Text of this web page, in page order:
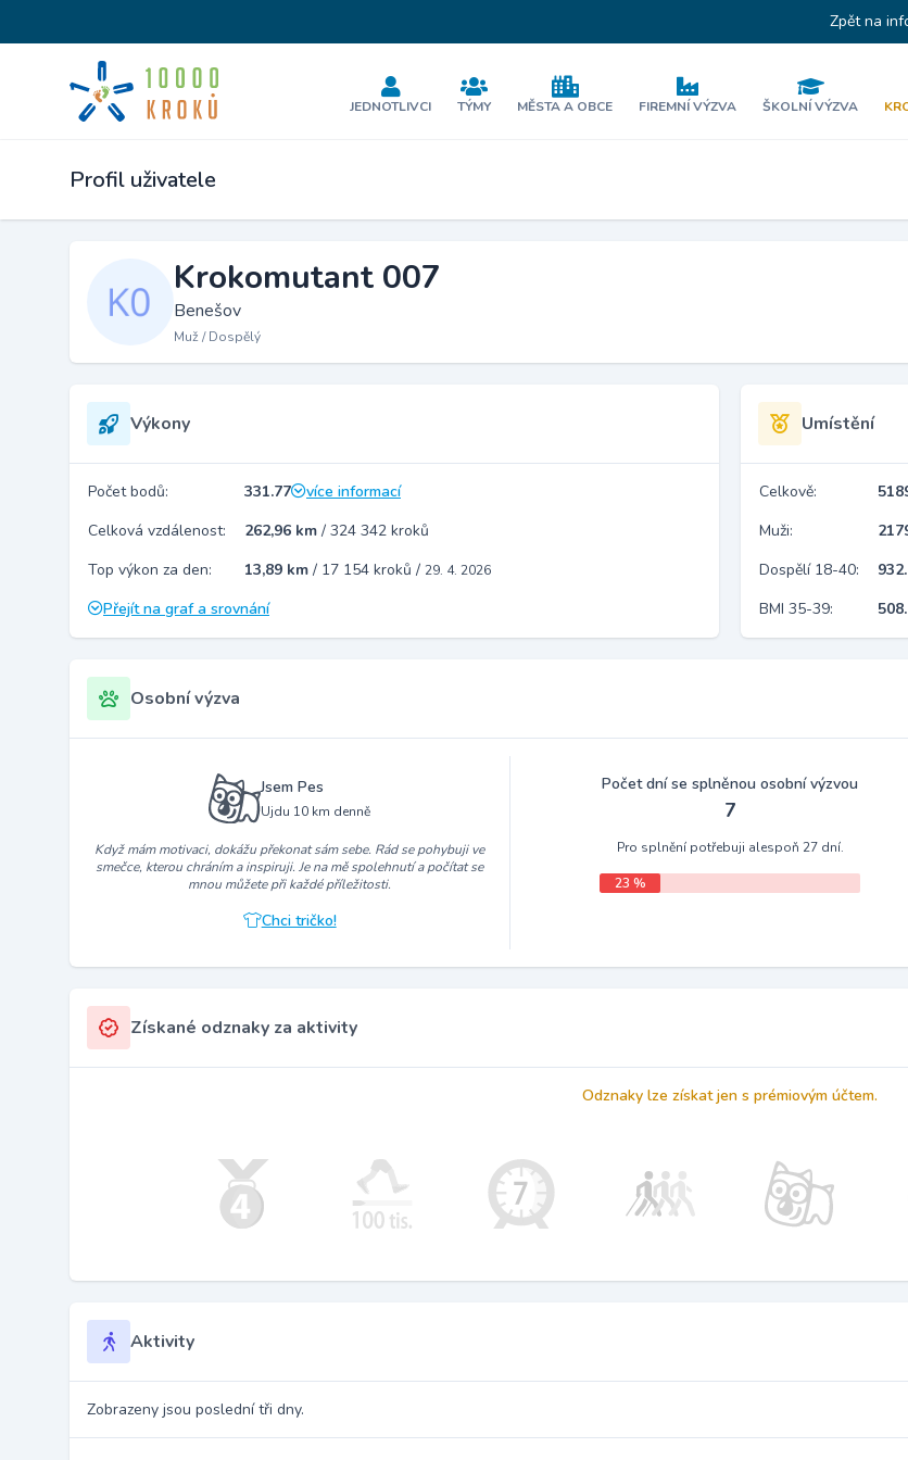
Zpět na
JEDNOTLIVCI TÝMY MĚSTA A OBCE FIREMNÍ VÝZVA ŠKOLNÍ VÝZVA
Profil uživatele
Krokomutant 007
Benešov
Muž / Dospělý
Výkony
Počet bodů: 331.77
více informací
Celková vzdálenost:
262,96 km / 324 342 kroků
Top výkon za den:
13,89 km / 17 154 kroků / 29. 4. 2026
Přejít na graf a srovnání
Umístění
Celkově:
Muži:
Dospělí 18-40:
932.
BMI 35-39:
508.
Osobní výzva
Jsem Pes
Ujdu 10 km denně
Když mám motivaci, dokážu překonat sám sebe. Rád se pohybuji ve
smečce, kterou chráním a inspiruji. Je na mě spolehnutí a počítat se
mnou můžete při každé příležitosti.
Chci tričko!
Počet dní se splněnou osobní výzvou
7
Pro splnění potřebuji alespoň 27 dní.
23 %
Získané odznaky za aktivity
Odznaky lze získat jen s prémiovým účtem.
Aktivity
Zobrazeny jsou poslední tři dny.